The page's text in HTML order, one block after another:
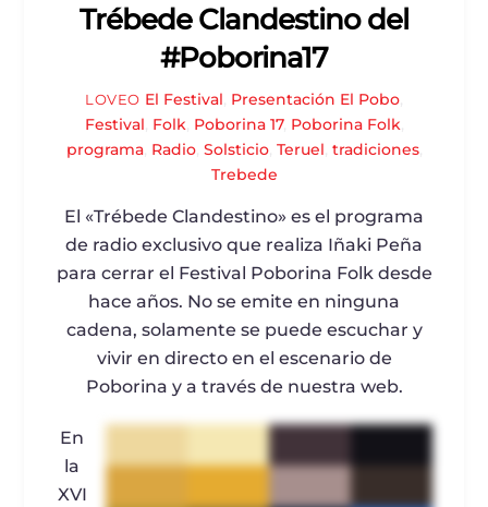
Trébede Clandestino del
#Poborina17
LOVEO El Festival Presentación El Pobo
Festival Folk, Poborina 17, Poborina Folk,
programa, Radio, Solsticio, Teruel tradiciones,
Trebede
El «Trébede Clandestino» es el programa
de radio exclusivo que realiza Iñaki Peña
para cerrar el Festival Poborina Folk desde
hace años. No se emite en ninguna
cadena, solamente se puede escuchar y
vivir en directo en el escenario de
Poborina y a través de nuestra web.
En
la
XVI